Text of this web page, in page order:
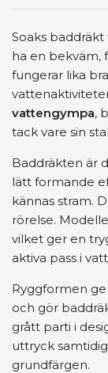
Soaks
ha en bekväm,
fungerar lika
vattengympa,
tack vare sin
Baddräkten är
lätt formande
kännas stram.
rörelse.
vilket ger en
aktiva pass i
Ryggformen
och gör
grått parti i
uttryck
grundfärgen.